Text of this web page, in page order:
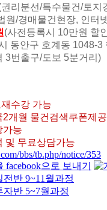
리분선/특수물건/토
물건현장, 인터넷
(사전등록시 10만원 할
동안구 호계동 1048-
구/도보 5분거리)
수강 가능
개월 물건검색쿠폰제공
가능
및 무료상담가능
bbs/tb.php/notice/353
반 9~11월과정
반 5~7월과정